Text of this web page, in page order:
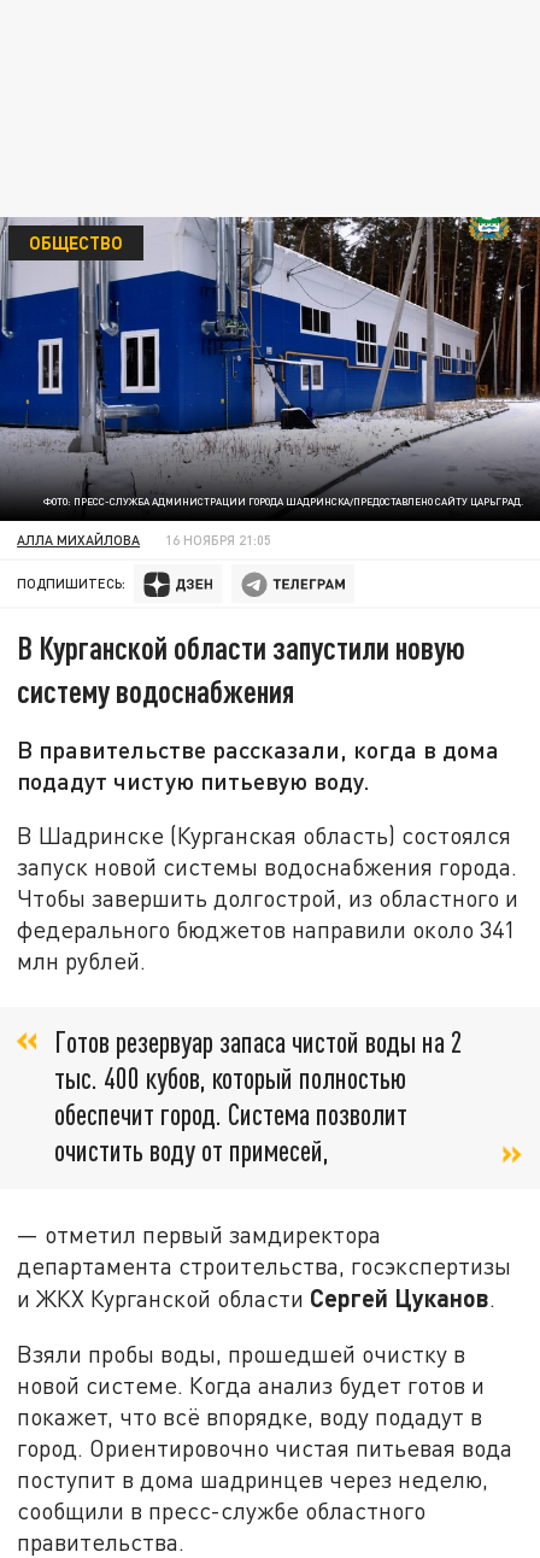
ФОТО: ПРЕСС-СЛУЖБА АДМИНИСТРАЦИИ ГОРОДА ШАДРИНСКА/ПРЕДОСТАВЛЕНО САЙТУ ЦАРЬГРАД.
ОБЩЕСТВО
АЛЛА МИХАЙЛОВА 16 НОЯБРЯ 21:05
ПОДПИШИТЕСЬ:
В Курганской области запустили новую
систему водоснабжения
В правительстве рассказали, когда в дома
подадут чистую питьевую воду.
В Шадринске (Курганская область) состоялся
запуск новой системы водоснабжения города.
Чтобы завершить долгострой, из областного и
федерального бюджетов направили около 341
млн рублей.
Готов резервуар запаса чистой воды на 2
тыс. 400 кубов, который полностью
обеспечит город. Система позволит
очистить воду от примесей,
— отметил первый замдиректора
департамента строительства, госэкспертизы
и ЖКХ Курганской области Сергей Цуканов.
Взяли пробы воды, прошедшей очистку в
новой системе. Когда анализ будет готов и
покажет, что всё впорядке, воду подадут в
город. Ориентировочно чистая питьевая вода
поступит в дома шадринцев через неделю,
сообщили в пресс-службе областного
правительства.